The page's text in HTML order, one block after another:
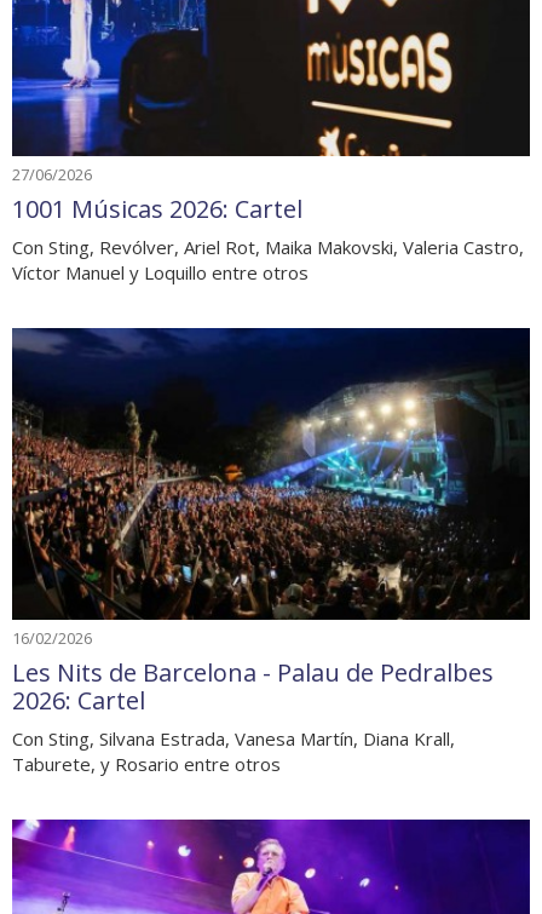
27/06/2026
1001 Músicas 2026: Cartel
Con Sting, Revólver, Ariel Rot, Maika Makovski, Valeria Castro,
Víctor Manuel y Loquillo entre otros
16/02/2026
Les Nits de Barcelona - Palau de Pedralbes
2026: Cartel
Con Sting, Silvana Estrada, Vanesa Martín, Diana Krall,
Taburete, y Rosario entre otros